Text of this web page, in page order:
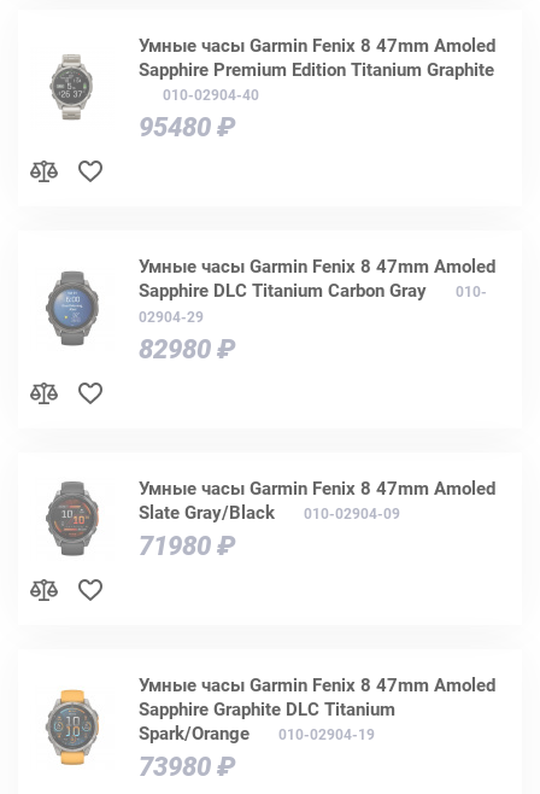
Умные часы Garmin Fenix 8 47mm Amoled
Sapphire Premium Edition Titanium Graphite
010-02904-40
95480 ₽
Умные часы Garmin Fenix 8 47mm Amoled
Sapphire DLC Titanium Carbon Gray
010-
02904-29
82980 ₽
Умные часы Garmin Fenix 8 47mm Amoled
Slate Gray/Black
010-02904-09
71980 ₽
Умные часы Garmin Fenix 8 47mm Amoled
Sapphire Graphite DLC Titanium
Spark/Orange
010-02904-19
73980 ₽